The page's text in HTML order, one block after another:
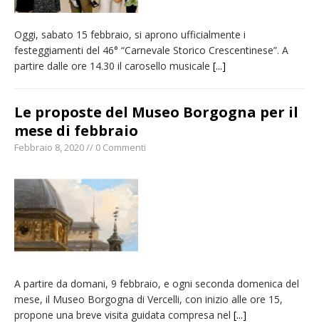
Oggi, sabato 15 febbraio, si aprono ufficialmente i
festeggiamenti del 46° “Carnevale Storico Crescentinese”. A
partire dalle ore 14.30 il carosello musicale [...]
Le proposte del Museo Borgogna per il
mese di febbraio
Febbraio 8, 2020 // 0 Commenti
A partire da domani, 9 febbraio, e ogni seconda domenica del
mese, il Museo Borgogna di Vercelli, con inizio alle ore 15,
propone una breve visita guidata compresa nel [...]